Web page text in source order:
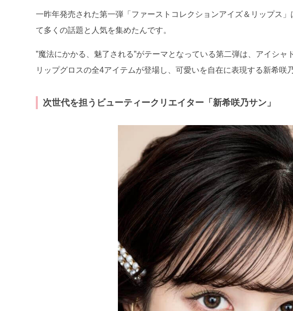
一昨年発売された第一弾「ファーストコレクションアイズ＆リップス
て多くの話題と人気を集めたんです。
”魔法にかかる、魅了される”がテーマとなっている第二弾は、アイシャ
リップグロスの全4アイテムが登場し、可愛いを自在に表現する新希咲
次世代を担うビューティークリエイター「新希咲乃サン」